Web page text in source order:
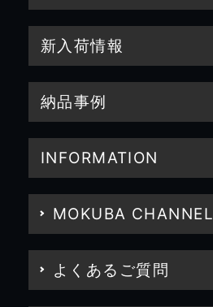
新入荷情報
納品事例
INFORMATION
MOKUBA CHANNEL
よくあるご質問